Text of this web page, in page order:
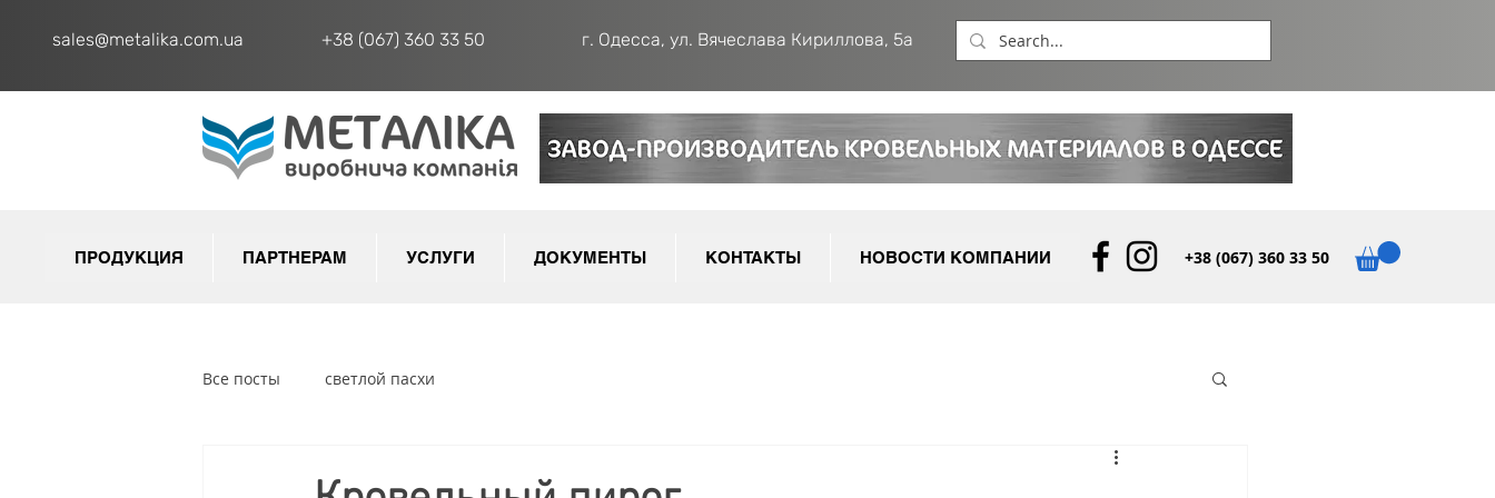
sales@metalika.com.ua +38 (067) 360 33 50 г. Одесса, ул. Вячеслава Кириллова, 5а
ПРОДУКЦИЯ ПАРТНЕРАМ УСЛУГИ ДОКУМЕНТЫ КОНТАКТЫ НОВОСТИ КОМПАНИИ +38 (067) 360 33 50
Все посты светлой пасхи